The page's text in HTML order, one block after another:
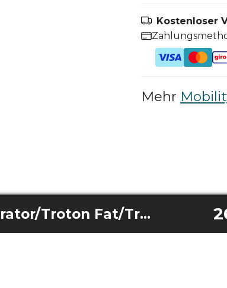
Kostenloser
Mehr
Troton Bike Accelerator/Troton Fat/Troton Boing Fat